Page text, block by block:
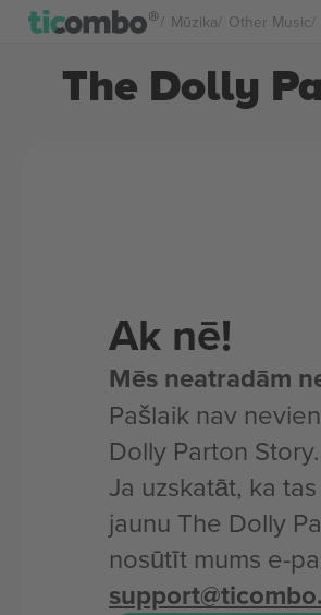
Mūzika Other Music
The Dolly
Ak nē!
Mēs neatradām
Pašlaik nav
Dolly Parton Story.
Ja uzskatāt, ka
jaunu The Dolly
nosūtīt mums e-